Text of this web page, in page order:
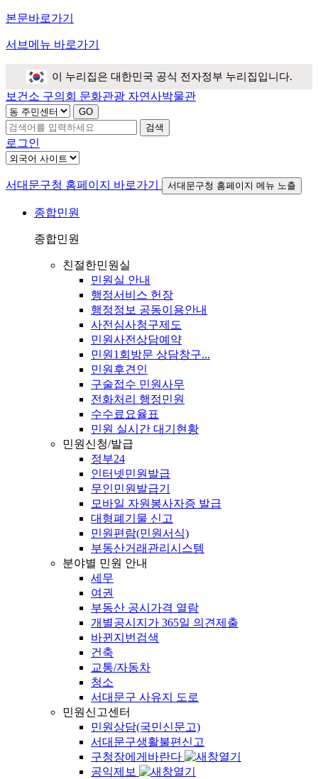
본문바로가기
서브메뉴 바로가기
이 누리집은 대한민국 공식 전자정부 누리집입니다.
보건소 구의회 문화관광 자연사박물관
검색
로그인
서대문구청 홈페이지 바로가기 서대문구청 홈페이지 메뉴 노출
종합민원
종합민원
친절한민원실
민원실 안내
행정서비스 헌장
행정정보 공동이용안내
사전심사청구제도
민원사전상담예약
민원1회방문 상담창구...
민원후견인
구술접수 민원사무
전화처리 행정민원
수수료요율표
민원 실시간 대기현황
민원신청/발급
정부24
인터넷민원발급
무인민원발급기
모바일 자원봉사자증 발급
대형폐기물 신고
민원편람(민원서식)
부동산거래관리시스템
분야별 민원 안내
세무
여권
부동산 공시가격 열람
개별공시지가 365일 의견제출
바뀐지번검색
건축
교통/자동차
청소
서대문구 사유지 도로
민원신고센터
민원상담(국민신문고)
서대문구생활불편신고
구청장에게바란다
공익제보